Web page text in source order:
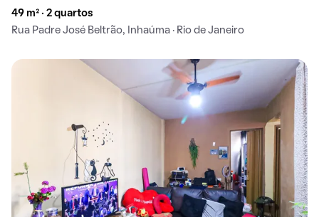
49 m² · 2 quartos
Rua Padre José Beltrão, Inhaúma · Rio de Janeiro